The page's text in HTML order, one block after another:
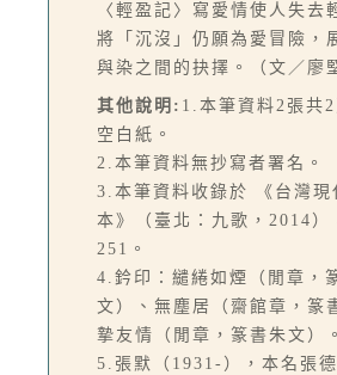
〈輕盈記〉寫愛情使人失去
將「沉沒」仍願為愛冒險，
與染之間的抉擇。（文／廖
其他說明: 1.本筆資料2張共
空白紙。
2.本筆資料無抄寫者署名。
3.本筆資料收錄於 《台灣現
本》（臺北：九歌，2014）
251。
4.鈐印：繾綣如煙（閒章，
文）、無塵居（齋館章，篆
摯友情（閒章，篆書朱文）。
5.張默（1931-），本名張德